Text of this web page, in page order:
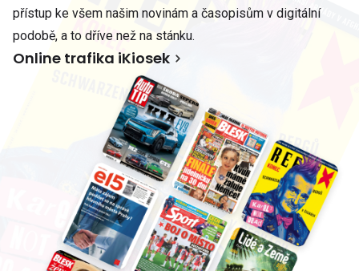
přístup ke všem našim novinám a časopisům v digitální
podobě, a to dříve než na stánku.
Online trafika iKiosek